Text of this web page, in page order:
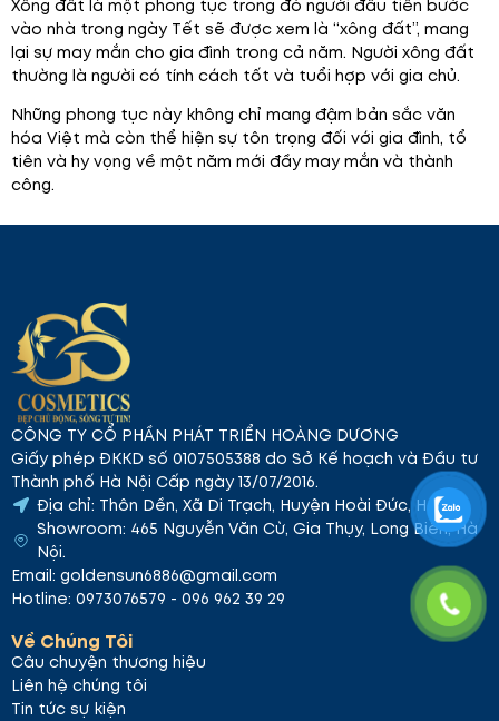
Xông đất là một phong tục trong đó người đầu tiên bước
vào nhà trong ngày Tết sẽ được xem là “xông đất”, mang
lại sự may mắn cho gia đình trong cả năm. Người xông đất
thường là người có tính cách tốt và tuổi hợp với gia chủ.
Những phong tục này không chỉ mang đậm bản sắc văn
hóa Việt mà còn thể hiện sự tôn trọng đối với gia đình, tổ
tiên và hy vọng về một năm mới đầy may mắn và thành
công.
CÔNG TY CỔ PHẦN PHÁT TRIỂN HOÀNG DƯƠNG
Giấy phép ĐKKD số 0107505388 do Sở Kế hoạch và Đầu tư
Thành phố Hà Nội Cấp ngày 13/07/2016.
Địa chỉ: Thôn Dền, Xã Di Trạch, Huyện Hoài Đức, Hà Nội
Showroom: 465 Nguyễn Văn Cừ, Gia Thụy, Long Biên, Hà
Nội.
Email: goldensun6886@gmail.com
Hotline: 0973076579 - 096 962 39 29
Về Chúng Tôi
Câu chuyện thương hiệu
Liên hệ chúng tôi
Tin tức sự kiện